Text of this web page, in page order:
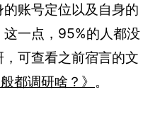
账号定位以及自身的
一点，95%的人都没
可查看之前宿言的文
都调研啥？》 。